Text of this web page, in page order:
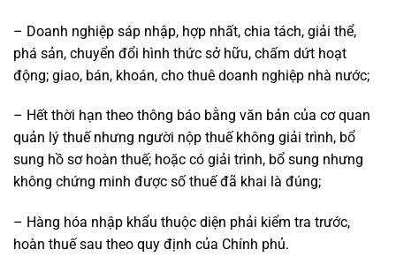
– Doanh nghiệp sáp nhập, hợp nhất, chia tách, giải thể,
phá sản, chuyển đổi hình thức sở hữu, chấm dứt hoạt
động; giao, bán, khoán, cho thuê doanh nghiệp nhà nước;
– Hết thời hạn theo thông báo bằng văn bản của cơ quan
quản lý thuế nhưng người nộp thuế không giải trình, bổ
sung hồ sơ hoàn thuế; hoặc có giải trình, bổ sung nhưng
không chứng minh được số thuế đã khai là đúng;
– Hàng hóa nhập khẩu thuộc diện phải kiểm tra trước,
hoàn thuế sau theo quy định của Chính phủ.